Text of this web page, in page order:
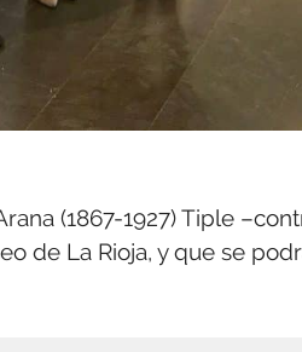
(1867-1927) Tiple
de La Rioja, y que se